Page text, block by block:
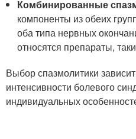
Комбинированные
компоненты из обеих
оба типа нервных
относятся препараты,
Выбор спазмолитики
интенсивности болевого
индивидуальных